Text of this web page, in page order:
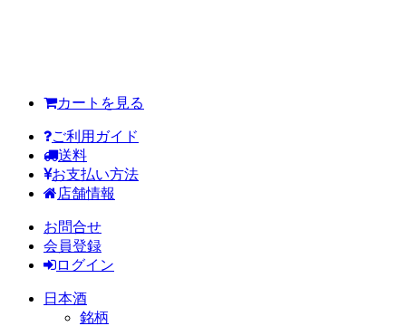
カートを見る
ご利用ガイド
送料
お支払い方法
店舗情報
お問合せ
会員登録
ログイン
日本酒
銘柄